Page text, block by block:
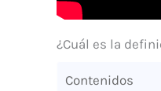
¿Cuál es la
Contenidos